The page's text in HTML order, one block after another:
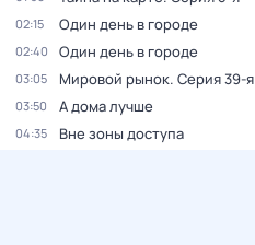
02:15 Один день в городе
02:40 Один день в городе
03:05 Мировой рынок. Серия 39-я
03:50 А дома лучше
04:35 Вне зоны доступа